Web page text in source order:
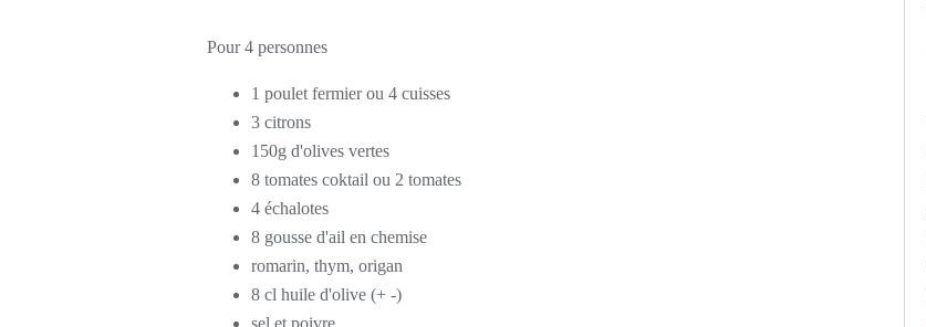
Pour 4 personnes
1 poulet fermier ou 4 cuisses
3 citrons
150g d'olives vertes
8 tomates coktail ou 2 tomates
4 échalotes
8 gousse d'ail en chemise
romarin, thym, origan
8 cl huile d'olive (+ -)
sel et poivre